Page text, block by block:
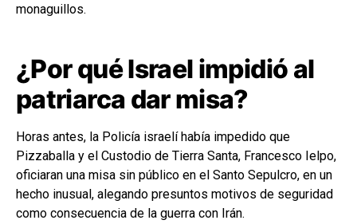
monaguillos.
¿Por qué Israel impidió al
patriarca dar misa?
Horas antes, la Policía israelí había impedido que
Pizzaballa y el Custodio de Tierra Santa, Francesco Ielpo,
oficiaran una misa sin público en el Santo Sepulcro, en un
hecho inusual, alegando presuntos motivos de seguridad
como consecuencia de la guerra con Irán.